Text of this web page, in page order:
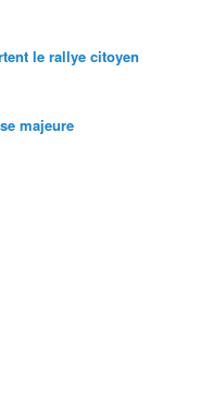
le rallye citoyen
majeure